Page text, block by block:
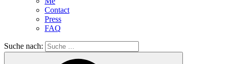
Contact
Press
FAQ
Suche nach: